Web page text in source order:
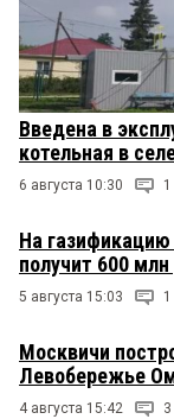
Введена в
котельная в
6 августа 10:30 1
На газификацию
получит 600 млн
5 августа 15:03 1
Москвичи
Левобережье
4 августа 15:42 3